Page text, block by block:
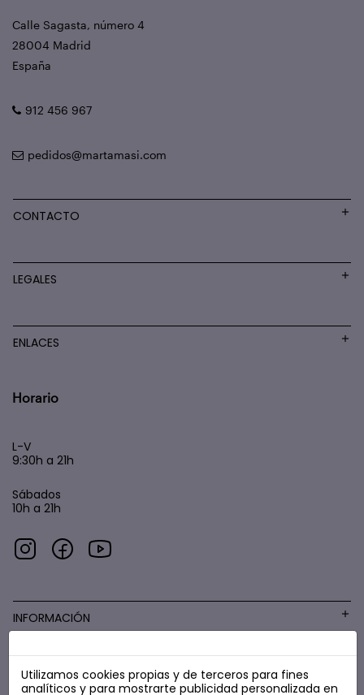
Calle Sagasta, número 4
28004 Madrid
España
912 456 967
pedidos@martamasi.com
CONTACTO
LEGALES
ENLACES
Horario
L-V
9:30h a 21h
Sábados
10h a 21h
INFORMACIÓN
COSMÉTICA LOW COST
Utilizamos cookies propias y de terceros para fines
analíticos y para mostrarte publicidad personalizada en